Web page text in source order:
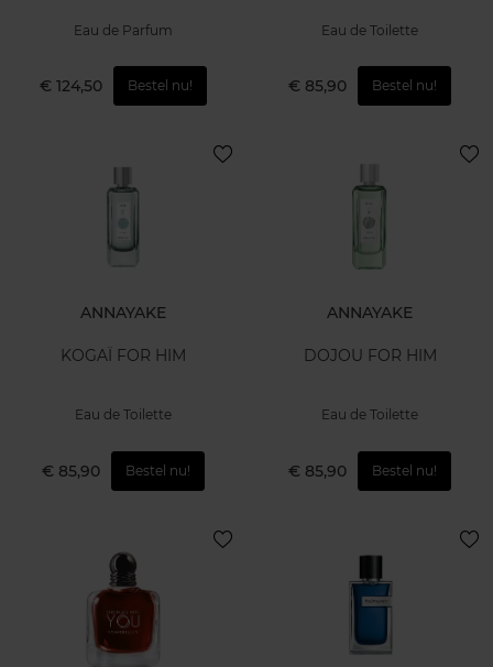
Eau de Parfum
€ 124,50 Bestel nu!
Eau de Toilette
€ 85,90 Bestel nu!
ANNAYAKE
KOGAÏ FOR HIM
Eau de Toilette
€ 85,90 Bestel nu!
ANNAYAKE
DOJOU FOR HIM
Eau de Toilette
€ 85,90 Bestel nu!